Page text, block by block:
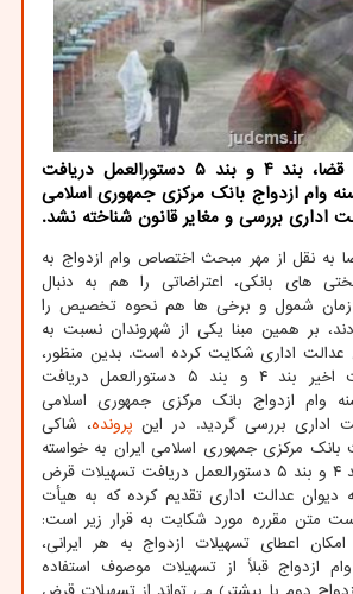
به گزارش حقوق و قضا، بند ۴ و بند ۵ دستورالعمل دریافت
وام ازدواج بانک مرکزی جمهوری اسلامی
اداری بررسی و مغایر قانون شناخته نشد.
به نقل از مهر مبحث اختصاص وام ازدواج به
های بانکی، اعتراضاتی را هم به دنبال
شمول و برخی ها هم نحوه تخصیص را
بر همین مبنا یکی از شهروندان نسبت به
عدالت اداری شکایت کرده است. بدین منظور،
مبحث ابطال قسمت اخیر بند ۴ و بند ۵ دستورالعمل دریافت
وام ازدواج بانک مرکزی جمهوری اسلامی
اداری بررسی گردید. در این پرونده، شاکی
مرکزی جمهوری اسلامی ایران به خواسته
ابطال قسمت اخیر بند ۴ و بند ۵ دستورالعمل دریافت تسهیلات قرض
دیوان عدالت اداری تقدیم کرده که به هیأت
متن مقرره مورد شکایت به قرار زیر است:
امکان اعطای تسهیلات ازدواج به هر ایرانی،
ازدواج قبلاً از تسهیلات موصوف استفاده